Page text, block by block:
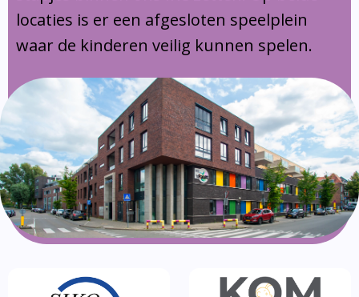
locaties is er een afgesloten speelplein
waar de kinderen veilig kunnen spelen.